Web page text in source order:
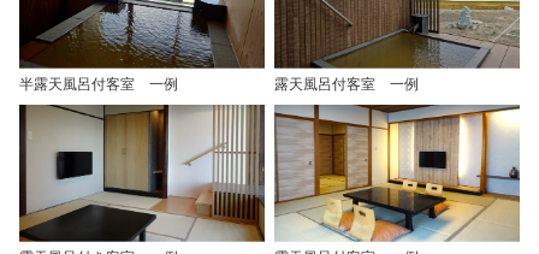
半露天風呂付客室 一例 露天風呂付客室 一例